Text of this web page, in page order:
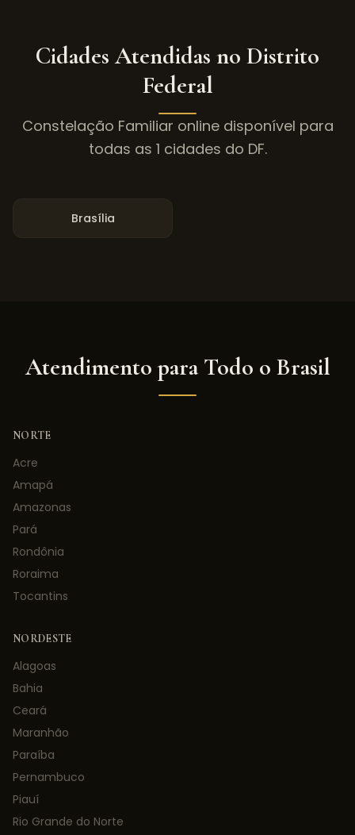
Cidades Atendidas no Distrito
Federal
Constelação Familiar online disponível para
todas as 1 cidades do DF.
Brasília
Atendimento para Todo o Brasil
NORTE
Acre
Amapá
Amazonas
Pará
Rondônia
Roraima
Tocantins
NORDESTE
Alagoas
Bahia
Ceará
Maranhão
Paraíba
Pernambuco
Piauí
Rio Grande do Norte